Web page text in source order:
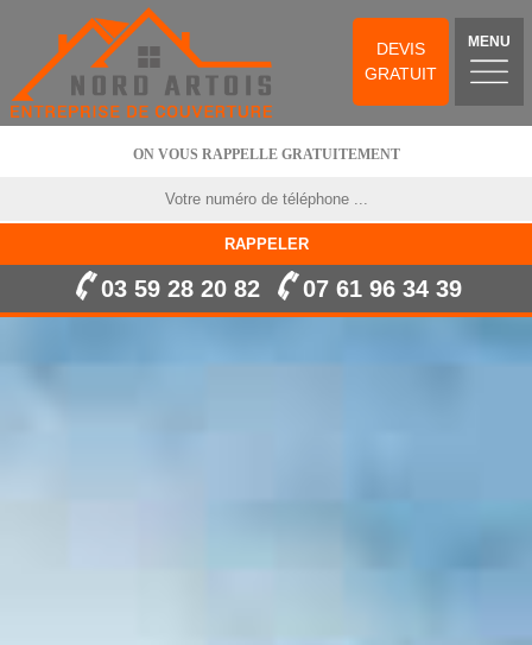
DEVIS
GRATUIT
MENU
ON VOUS RAPPELLE GRATUITEMENT
03 59 28 20 82 07 61 96 34 39